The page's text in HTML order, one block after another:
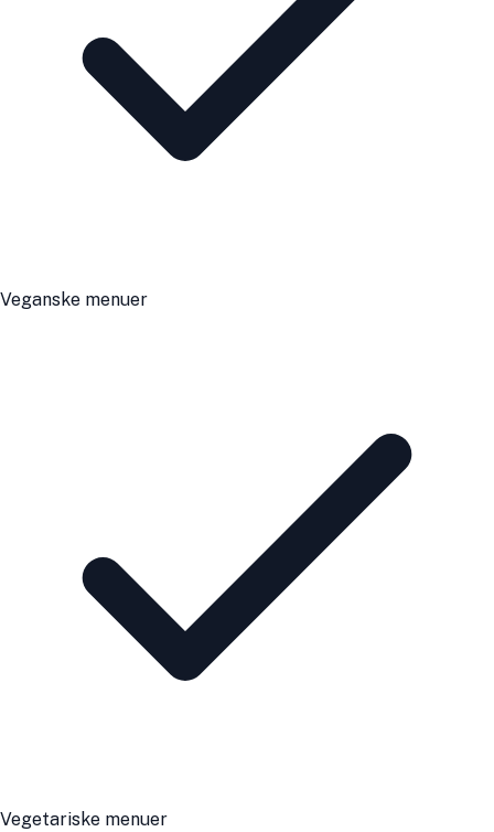
Veganske menuer
Vegetariske menuer